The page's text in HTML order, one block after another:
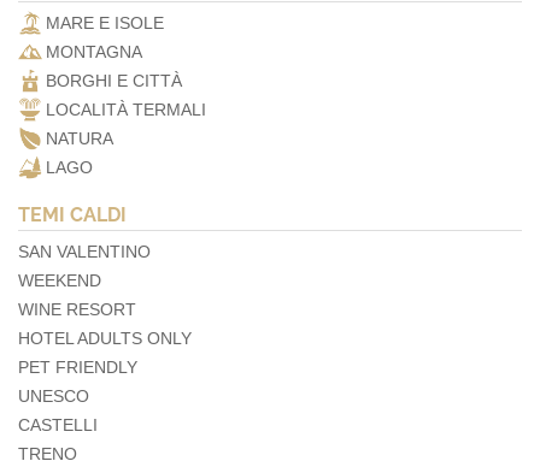
MARE E ISOLE
MONTAGNA
BORGHI E CITTÀ
LOCALITÀ TERMALI
NATURA
LAGO
TEMI CALDI
SAN VALENTINO
WEEKEND
WINE RESORT
HOTEL ADULTS ONLY
PET FRIENDLY
UNESCO
CASTELLI
TRENO